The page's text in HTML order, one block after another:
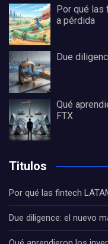
Por qué las
a pérdida
Due
Qué
FTX
Titulos
Por qué las fintech
Due diligence: el nuevo